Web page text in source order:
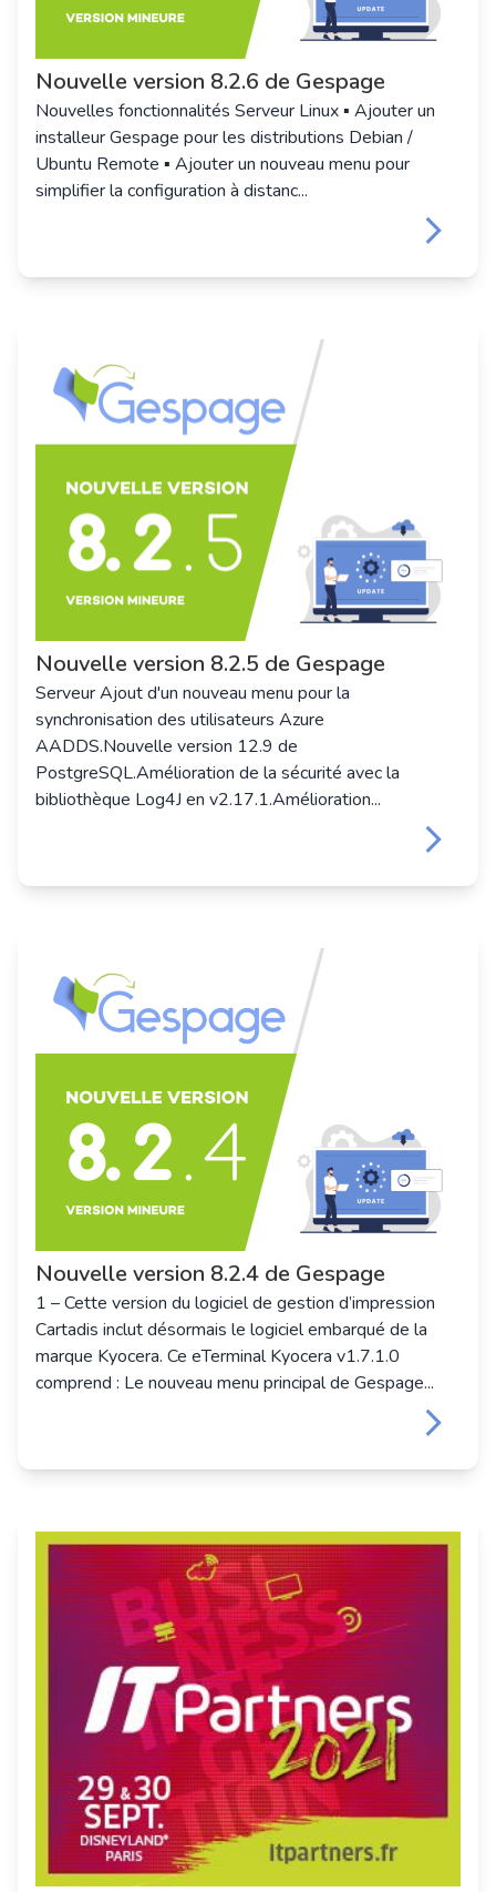
Nouvelle version 8.2.6 de Gespage
Nouvelles fonctionnalités Serveur Linux ▪ Ajouter un
installeur Gespage pour les distributions Debian /
Ubuntu Remote ▪ Ajouter un nouveau menu pour
simplifier la configuration à distanc...
keyboard_arrow_right
Nouvelle version 8.2.5 de Gespage
Serveur Ajout d'un nouveau menu pour la
synchronisation des utilisateurs Azure
AADDS.Nouvelle version 12.9 de
PostgreSQL.Amélioration de la sécurité avec la
bibliothèque Log4J en v2.17.1.Amélioration...
keyboard_arrow_right
Nouvelle version 8.2.4 de Gespage
1 – Cette version du logiciel de gestion d’impression
Cartadis inclut désormais le logiciel embarqué de la
marque Kyocera. Ce eTerminal Kyocera v1.7.1.0
comprend : Le nouveau menu principal de Gespage...
keyboard_arrow_right